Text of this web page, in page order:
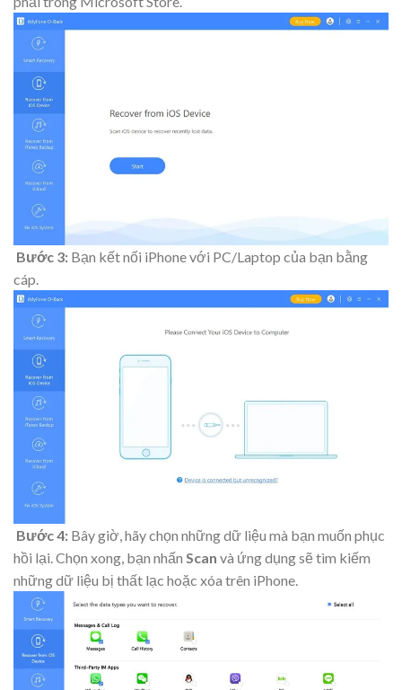
Bước 3: Bạn kết nối iPhone với PC/Laptop của bạn bằng
cáp.
Bước 4: Bây giờ, hãy chọn những dữ liệu mà bạn muốn phục
hồi lại. Chọn xong, bạn nhấn Scan và ứng dụng sẽ tìm kiếm
những dữ liệu bị thất lạc hoặc xóa trên iPhone.